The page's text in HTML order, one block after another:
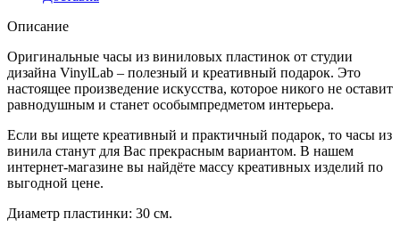
Описание
Оригинальные часы из виниловых пластинок от студии
дизайна VinylLab – полезный и креативный подарок. Это
настоящее произведение искусства, которое никого не оставит
равнодушным и станет особымпредметом интерьера.
Если вы ищете креативный и практичный подарок, то часы из
винила станут для Вас прекрасным вариантом. В нашем
интернет-магазине вы найдёте массу креативных изделий по
выгодной цене.
Диаметр пластинки: 30 см.